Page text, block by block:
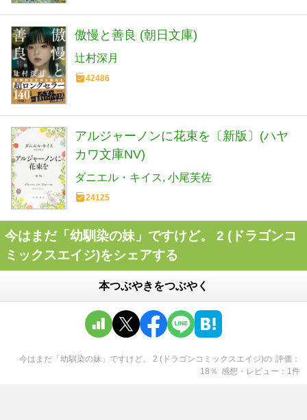
傲慢と善良 (朝日文庫)
辻村深月
42486
アルジャーノンに花束を〔新版〕(ハヤ
カワ文庫NV)
ダニエル・キイス 小尾芙佐
24125
今はまだ「幼馴染の妹」ですけど。 2 (ドラゴンコ
ミックスエイジ)をシェアする
本つぶやきをつぶやく
今はまだ「幼馴染の妹」ですけど。 2 (ドラゴンコミックスエイジ)の 評価
18 ％ 感想・レビュー 1 件